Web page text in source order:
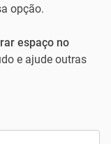
opção.
espaço no
e ajude outras